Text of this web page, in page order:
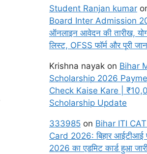
Student Ranjan kumar
Board Inter Admission
ऑनलाइन आवेदन की तारीख,
लिस्ट, OFSS फॉर्म और पूरी
Krishna nayak on Bihar
Scholarship 2026
Check Kaise Kare |
Scholarship Update
333985 on Bihar ITI
Card 2026: बिहार आईटीआई
2026 का एडमिट कार्ड हुआ